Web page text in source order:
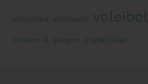
velocidad visionario voleibol
William G. Morgan zapatillas